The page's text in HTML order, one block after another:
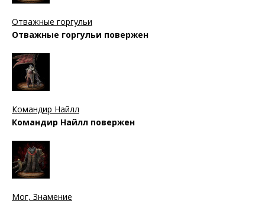
Отважные горгульи
Отважные горгульи повержен
Командир Найлл
Командир Найлл повержен
Мог, Знамение